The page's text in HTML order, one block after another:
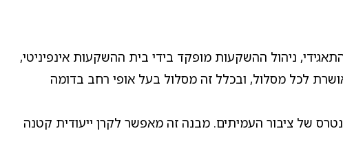
ניהול ההשקעות מופקד בידי בית ההשקעות אינפיניטי,
לכל מסלול, ובכלל זה מסלול בעל אופי רחב בדומה
של ציבור העמיתים. מבנה זה מאפשר לקרן ייעודית קטנה